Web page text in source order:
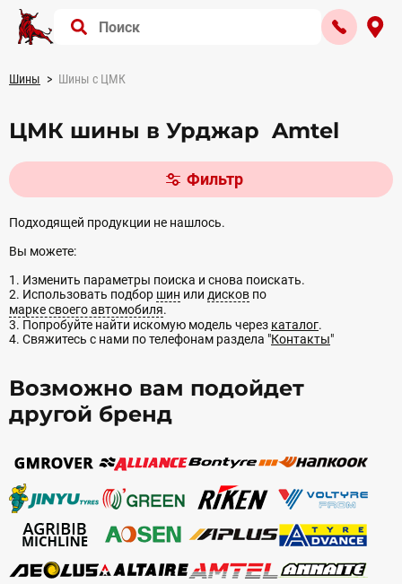
Шины Шины с ЦМК
ЦМК шины в Урджар Amtel
Фильтр
Подходящей продукции не нашлось.
Вы можете:
1. Изменить параметры поиска и снова поискать.
2. Использовать подбор шин или дисков по
марке своего автомобиля.
3. Попробуйте найти искомую модель через каталог.
4. Свяжитесь с нами по телефонам раздела "Контакты"
Возможно вам подойдет
другой бренд